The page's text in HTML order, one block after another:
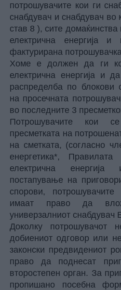
потрошувачите кои ги
снабдувач и снабдувач во
став 8 ), сите
електрична енергија
фактурирана
Хоме е должен да ги
електрична енергија и
распределба по блокови
на просечната
во последните 3
Потрошувачите кои
пресметката на
на сметката, (согласно
енергетика*,
електрична
постапување на
спорови,
имаат право да
универзалниот
Доколку
добиениот одговор или
законски предвидениот
право да поднесат
второстепен орган. За
пропишано посебна